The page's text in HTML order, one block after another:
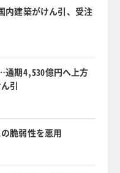
建築がけん引、受注
期4,530億円へ上方
引
脆弱性を悪用